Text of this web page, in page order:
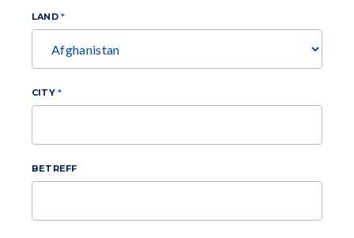
LAND
CITY
BETREFF